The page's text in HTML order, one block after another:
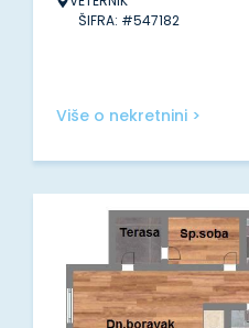
ŠIFRA: #547182
Više o nekretnini >